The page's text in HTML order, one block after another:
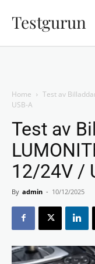
Testgurun
Home
Test av
USB-A
Test av
12/24V /
By admin - 10/12/2025